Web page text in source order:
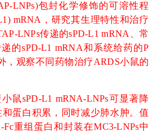
LNPs)包封化学修饰的可溶性程
mRNA，研究其生理特性和治疗
LNPs传递的sPD-L1 mRNA、常
的sPD-L1 mRNA和系统给药的P
，观察不同药物治疗ARDS小鼠的
鼠sPD-L1 mRNA-LNPs可显著降
蛋白积累，同时减少肺水肿。值
重组蛋白和封装在MC3-LNPs中